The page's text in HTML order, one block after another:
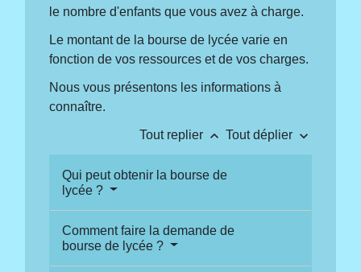
le nombre d'enfants que vous avez à charge.
Le montant de la bourse de lycée varie en
fonction de vos ressources et de vos charges.
Nous vous présentons les informations à
connaître.
Tout replier keyboard_arrow_up Tout déplier keyboard_arrow_down
Qui peut obtenir la bourse de
lycée ?
Comment faire la demande de
bourse de lycée ?